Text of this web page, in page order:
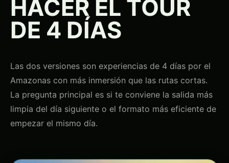
HACER EL TOUR
DE 4 DÍAS
Las dos versiones son experiencias de 4 días por el
Amazonas con más inmersión que las rutas cortas.
La pregunta principal es si te conviene la salida más
limpia del día siguiente o el formato más eficiente de
empezar el mismo día.